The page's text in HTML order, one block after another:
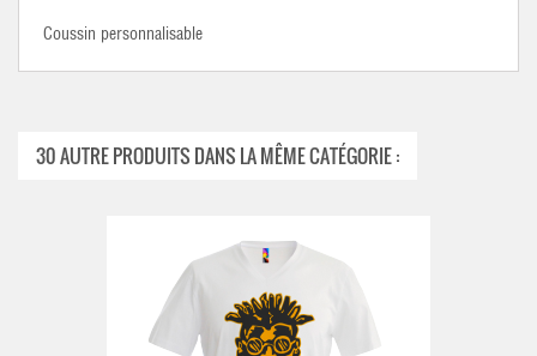
Coussin personnalisable
30 AUTRE PRODUITS DANS LA MÊME CATÉGORIE :